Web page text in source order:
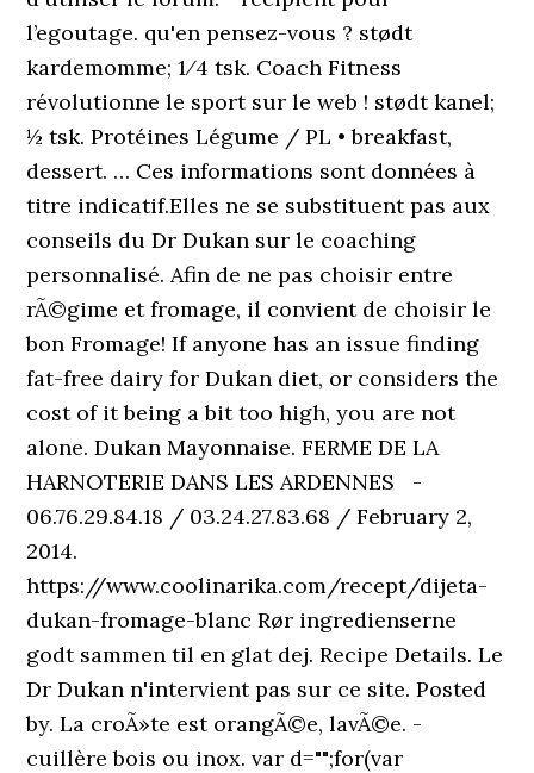
l’egoutage. qu'en pensez-vous ? stødt
kardemomme; 1⁄4 tsk. Coach Fitness
révolutionne le sport sur le web ! stødt kanel;
½ tsk. Protéines Légume / PL • breakfast,
dessert. … Ces informations sont données à
titre indicatif.Elles ne se substituent pas aux
conseils du Dr Dukan sur le coaching
personnalisé. Afin de ne pas choisir entre
rÃ©gime et fromage, il convient de choisir le
bon Fromage! If anyone has an issue finding
fat-free dairy for Dukan diet, or considers the
cost of it being a bit too high, you are not
alone. Dukan Mayonnaise. FERME DE LA
HARNOTERIE DANS LES ARDENNES -
06.76.29.84.18 / 03.24.27.83.68 / February 2,
2014.
https://www.coolinarika.com/recept/dijeta-
dukan-fromage-blanc Rør ingredienserne
godt sammen til en glat dej. Recipe Details. Le
Dr Dukan n'intervient pas sur ce site. Posted
by. La croÃ»te est orangÃ©e, lavÃ©e. -
cuillère bois ou inox. var d="";for(var